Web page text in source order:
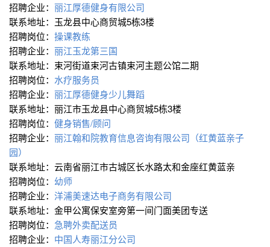
招聘企业： 丽江厚德健身有限公司
联系地址：玉龙县中心商贸城5栋3楼
招聘岗位： 操课教练
招聘企业： 丽江玉龙第三国
联系地址：束河街道束河古镇束河主题公馆二期
招聘岗位： 水疗服务员
招聘企业： 丽江厚德健身少儿舞蹈
联系地址：丽江市玉龙县中心商贸城5栋3楼
招聘岗位： 健身销售/顾问
招聘企业： 丽江翰和院教育信息咨询有限公司（红黄蓝亲子
园）
联系地址：云南省丽江市古城区长水路太和金座红黄蓝亲
招聘岗位： 幼师
招聘企业： 洋浦美速达电子商务有限公司
联系地址：金甲公寓保安室旁第一间门面美团专送
招聘岗位： 急聘外卖配送员
招聘企业： 中国人寿丽江分公司